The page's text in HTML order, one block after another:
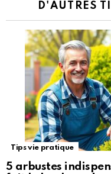
D'AUTRES
Tips vie pratique
5 arbustes